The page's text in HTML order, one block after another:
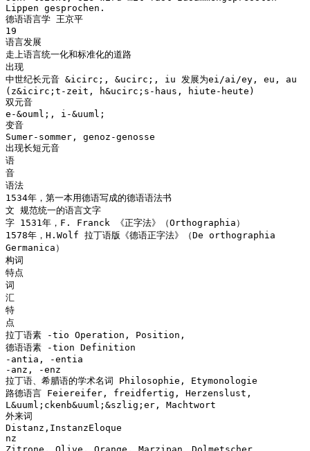
Lippen gesprochen.
德语语言学 王京平
19
语言发展
走上语言统一化和标准化的道路
出现
中世纪长元音 &icirc;, &ucirc;, iu 发展为ei/ai/ey, eu, au
(z&icirc;t-zeit, h&ucirc;s-haus, hiute-heute)
双元音
e-&ouml;, i-&uuml;
变音
Sumer-sommer, genoz-genosse
出现长短元音
语
音
语法
1534年，第一本用德语写成的德语语法书
文 规范统一的语言文字
字 1531年，F. Franck 《正字法》（Orthographia）
1578年，H.Wolf 拉丁语版《德语正字法》（De orthographia
Germanica）
构词
特点
词
汇
特
点
拉丁语素 -tio Operation, Position,
德语语素 -tion Definition
-antia, -entia
-anz, -enz
拉丁语、希腊语的学术名词 Philosophie, Etymonologie
路德语言 Feiereifer, freidfertig, Herzenslust,
L&uuml;ckenb&uuml;&szlig;er, Machtwort
外来词
Distanz,InstanzEloque
nz